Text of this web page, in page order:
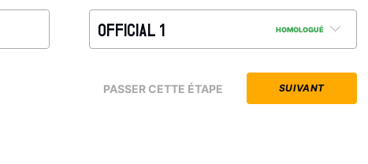
OFFICIAL 1 HOMOLOGUÉ
PASSER CETTE ÉTAPE SUIVANT